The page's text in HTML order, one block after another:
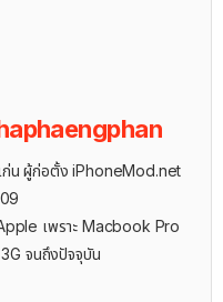
ก่น ผู้ก่อตั้ง iPhoneMod.net
เพราะ Macbook Pro
จนถึงปัจจุบัน